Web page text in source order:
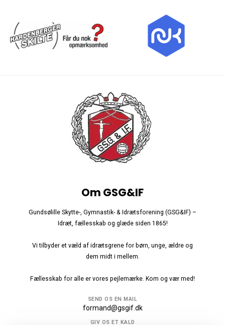
Om GSG&IF
Gundsølille Skytte-, Gymnastik- & Idrætsforening (GSG&IF) –
Idræt, fællesskab og glæde siden 1865!
Vi tilbyder et væld af idrætsgrene for børn, unge, ældre og
dem midt i mellem.
Fællesskab for alle er vores pejlemærke. Kom og vær med!
SEND OS EN MAIL
formand@gsgif.dk
GIV OS ET KALD